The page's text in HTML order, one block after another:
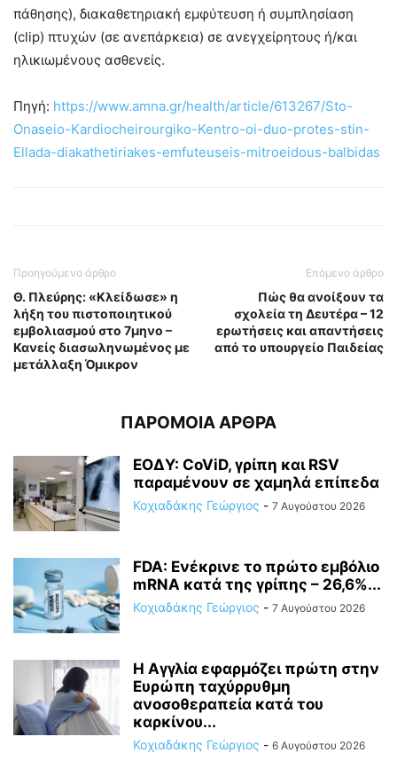
πάθησης), διακαθετηριακή εμφύτευση ή συμπλησίαση
(clip) πτυχών (σε ανεπάρκεια) σε ανεγχείρητους ή/και
ηλικιωμένους ασθενείς.
Πηγή: https://www.amna.gr/health/article/613267/Sto-
Onaseio-Kardiocheirourgiko-Kentro-oi-duo-protes-stin-
Ellada-diakathetiriakes-emfuteuseis-mitroeidous-balbidas
Προηγούμενο άρθρο
Θ. Πλεύρης: «Kλείδωσε» η
λήξη του πιστοποιητικού
εμβολιασμού στο 7μηνο –
Κανείς διασωληνωμένος με
μετάλλαξη Όμικρον
Επόμενο άρθρο
Πώς θα ανοίξουν τα
σχολεία τη Δευτέρα – 12
ερωτήσεις και απαντήσεις
από το υπουργείο Παιδείας
ΠΑΡΟΜΟΙΑ ΑΡΘΡΑ
ΕΟΔΥ: CoViD, γρίπη και RSV
παραμένουν σε χαμηλά επίπεδα
Κοχιαδάκης Γεώργιος - 7 Αυγούστου 2026
FDA: Ενέκρινε το πρώτο εμβόλιο
mRNA κατά της γρίπης – 26,6%...
Κοχιαδάκης Γεώργιος - 7 Αυγούστου 2026
Η Αγγλία εφαρμόζει πρώτη στην
Ευρώπη ταχύρρυθμη
ανοσοθεραπεία κατά του
καρκίνου...
Κοχιαδάκης Γεώργιος - 6 Αυγούστου 2026